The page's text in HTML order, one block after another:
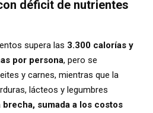
déficit de nutrientes
supera las 3.300 calorías y
por persona, pero se
y carnes, mientras que la
lácteos y legumbres
brecha, sumada a los costos